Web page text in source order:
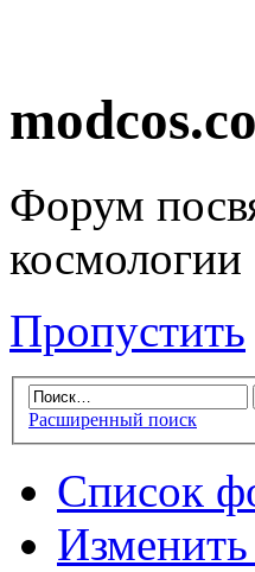
Форум
космологии
Пропустить
Расширенный поиск
Список